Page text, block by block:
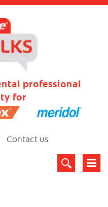
professional
for
Contact us